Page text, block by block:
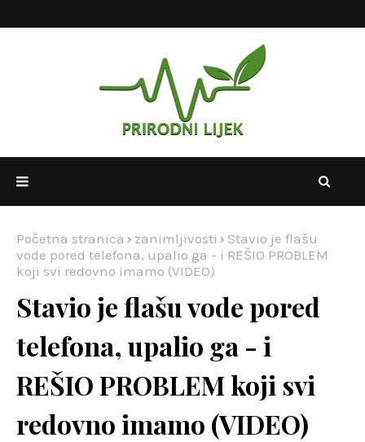
Početna stranica zanimljivosti
Stavio je flašu
vode pored telefona, upalio ga - i REŠIO PROBLEM
koji svi redovno imamo (VIDEO)
Stavio je flašu vode pored
telefona, upalio ga - i
REŠIO PROBLEM koji svi
redovno imamo (VIDEO)